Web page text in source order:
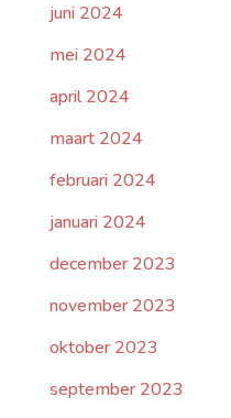
juni 2024
mei 2024
april 2024
maart 2024
februari 2024
januari 2024
december 2023
november 2023
oktober 2023
september 2023